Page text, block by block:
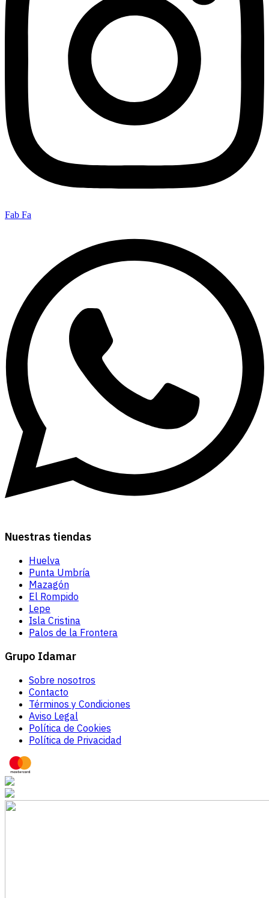
Fab Fa
Nuestras tiendas
Huelva
Punta Umbría
Mazagón
El Rompido
Lepe
Isla Cristina
Palos de la Frontera
Grupo Idamar
Sobre nosotros
Contacto
Términos y Condiciones
Aviso Legal
Política de Cookies
Política de Privacidad